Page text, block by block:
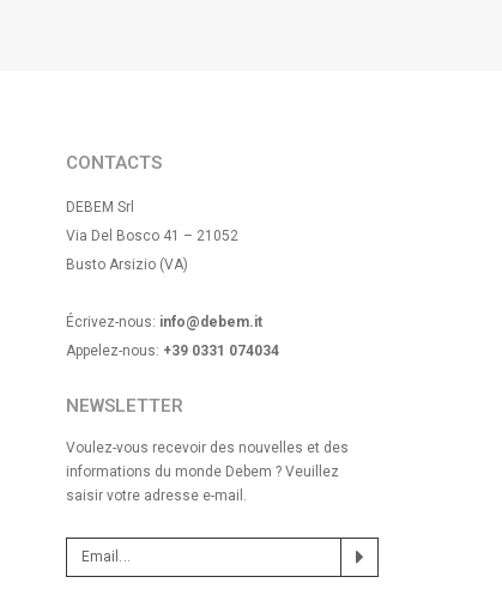
CONTACTS
DEBEM Srl
Via Del Bosco 41 – 21052
Busto Arsizio (VA)
Écrivez-nous: info@debem.it
Appelez-nous: +39 0331 074034
NEWSLETTER
Voulez-vous recevoir des nouvelles et des
informations du monde Debem ? Veuillez
saisir votre adresse e-mail.